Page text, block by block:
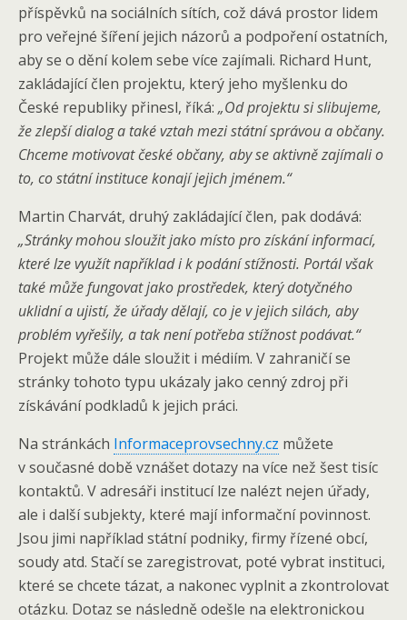
příspěvků na sociálních sítích, což dává prostor lidem
pro veřejné šíření jejich názorů a podpoření ostatních,
aby se o dění kolem sebe více zajímali. Richard Hunt,
zakládající člen projektu, který jeho myšlenku do
České republiky přinesl, říká: „Od projektu si slibujeme,
že zlepší dialog a také vztah mezi státní správou a občany.
Chceme motivovat české občany, aby se aktivně zajímali o
to, co státní instituce konají jejich jménem.“
Martin Charvát, druhý zakládající člen, pak dodává:
„Stránky mohou sloužit jako místo pro získání informací,
které lze využít například i k podání stížnosti. Portál však
také může fungovat jako prostředek, který dotyčného
uklidní a ujistí, že úřady dělají, co je v jejich silách, aby
problém vyřešily, a tak není potřeba stížnost podávat.“
Projekt může dále sloužit i médiím. V zahraničí se
stránky tohoto typu ukázaly jako cenný zdroj při
získávání podkladů k jejich práci.
Na stránkách Informaceprovsechny.cz můžete
v současné době vznášet dotazy na více než šest tisíc
kontaktů. V adresáři institucí lze nalézt nejen úřady,
ale i další subjekty, které mají informační povinnost.
Jsou jimi například státní podniky, firmy řízené obcí,
soudy atd. Stačí se zaregistrovat, poté vybrat instituci,
které se chcete tázat, a nakonec vyplnit a zkontrolovat
otázku. Dotaz se následně odešle na elektronickou